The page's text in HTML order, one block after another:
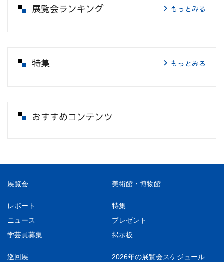
展覧会ランキング もっとみる
特集 もっとみる
おすすめコンテンツ
展覧会 美術館・博物館
レポート
特集
ニュース
プレゼント
学芸員募集
掲示板
巡回展 2026年の展覧会スケジュール